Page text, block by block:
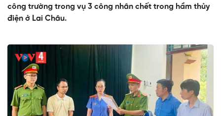
công trường trong vụ 3 công nhân chết trong hầm thủy
điện ở Lai Châu.